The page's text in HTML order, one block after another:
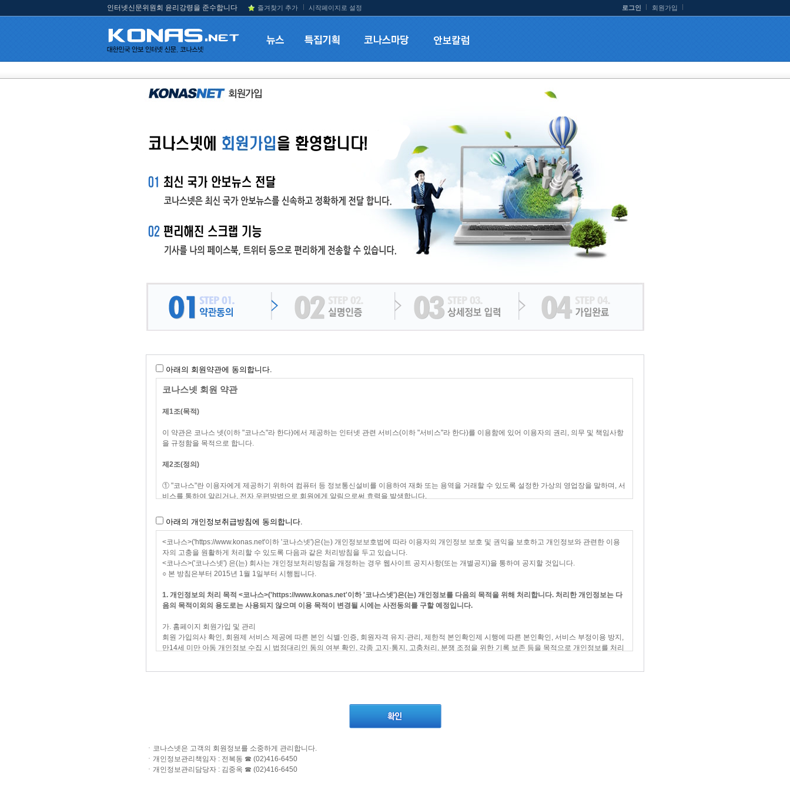
인터넷신문위원회 윤리강령을 준수합니다 즐겨찾기 추가 시작페이지로 설정 로그인 회원가입
아래의 회원약관에 동의합니다.
코나스넷 회원 약관
제1조(목적)
이 약관은 코나스 넷(이하 "코나스"라 한다)에서 제공하는 인터넷 관련 서비스(이하 "서비스"라 한다)를 이용함에 있어 이용자의 권리, 의무 및 책임사항
을 규정함을 목적으로 합니다.
제2조(정의)
① "코나스"란 이용자에게 제공하기 위하여 컴퓨터 등 정보통신설비를 이용하여 재화 또는 용역을 거래할 수 있도록 설정한 가상의 영업장을 말하며, 서
비스를 통하여 알리거나, 전자 우편방법으로 회원에게 알림으로써 효력을 발생합니다.
③ "회원"이라 함은 "코나스"에 개인정보를 제공하여 회원등록을 한 자로서, "코나스"의 정보를 지속적으로 제공받으며, "코나스"가 제공하는 서비스를
계속적으로 이용할 수 있는 자를 말합니다.
④ "비회원"이라 함은 회원에 가입하지 않고 "코나스"가 제공하는 서비스를 이용하는 자를 말합니다.
제3조 (약관의 명시와 개정)
습니다.
② “코나스"가 약관을 개정할 경우에는 적용일자 및 개정사유를 명시하여 현행약관과 함께 코나스의 화면에 그 적용일자 7일 이전부터 적용일자 전일까
③ 이 약관에서 정하지 아니한 사항과 이 약관의 해석에 관하여는 정부가 제정한 전자거래소비자보호지침 및 관계법령 또는 상관례에 따릅니다.
계속적으로 '서비스'를 이용하는 경우에는 '회원'이 약관의 변경 사항에 동의한 것으로 봅니다.
① "코나스"는 컴퓨터 등 정보통신설비의 보수점검, 교체 및 고장, 통신의 두절 등의 사유가 발생한 경우에는 서비스의 제공을 일시적으로 중단할 수 있
습니다.
② 제1항에 의한 서비스 중단의 경우에는 "코나스"는 제8조에 정한 방법으로 이용자에게 통지합니다.
아래의 개인정보취급방침에 동의합니다.
<코나스>('https://www.konas.net'이하 '코나스넷')은(는) 개인정보보호법에 따라 이용자의 개인정보 보호 및 권익을 보호하고 개인정보와 관련한 이용
자의 고충을 원활하게 처리할 수 있도록 다음과 같은 처리방침을 두고 있습니다.
<코나스>('코나스넷') 은(는) 회사는 개인정보처리방침을 개정하는 경우 웹사이트 공지사항(또는 개별공지)을 통하여 공지할 것입니다.
○ 본 방침은부터 2015년 1월 1일부터 시행됩니다.
1. 개인정보의 처리 목적 <코나스>('https://www.konas.net'이하 '코나스넷')은(는) 개인정보를 다음의 목적을 위해 처리합니다. 처리한 개인정보는 다
음의 목적이외의 용도로는 사용되지 않으며 이용 목적이 변경될 시에는 사전동의를 구할 예정입니다.
가. 홈페이지 회원가입 및 관리
회원 가입의사 확인, 회원제 서비스 제공에 따른 본인 식별·인증, 회원자격 유지·관리, 제한적 본인확인제 시행에 따른 본인확인, 서비스 부정이용 방지,
만14세 미만 아동 개인정보 수집 시 법정대리인 동의 여부 확인, 각종 고지·통지, 고충처리, 분쟁 조정을 위한 기록 보존 등을 목적으로 개인정보를 처리
- 개인정보 항목 : 자택주소, 비밀번호, 생년월일, 자택전화번호, 성별, 로그인ID, 휴대전화번호, 이름, 이메일, 직업
- 보유기간 : 15일
- 관련법령 : 신용정보의 수집/처리 및 이용 등에 관한 기록 : 3년
ㆍ코나스넷은 고객의 회원정보를 소중하게 관리합니다.
ㆍ개인정보관리책임자 : 전복동 ☎ (02)416-6450
ㆍ개인정보관리담당자 : 김중옥 ☎ (02)416-6450